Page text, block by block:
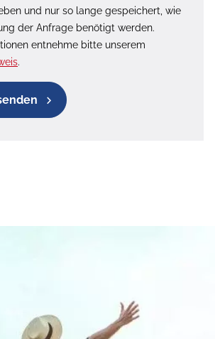
und nur so lange gespeichert, wie
der Anfrage benötigt werden.
entnehme bitte unserem
.